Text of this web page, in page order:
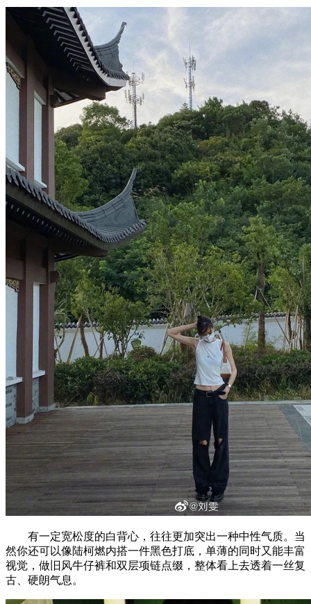
有一定宽松度的白背心，往往更加突出一种中性气质。当
然你还可以像陆柯燃内搭一件黑色打底，单薄的同时又能丰富
视觉，做旧风牛仔裤和双层项链点缀，整体看上去透着一丝复
古、硬朗气息。